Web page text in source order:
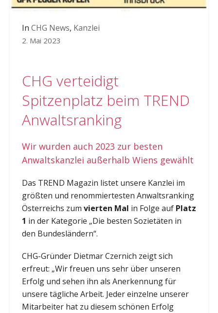
In CHG News, Kanzlei
2. Mai 2023
CHG verteidigt
Spitzenplatz beim TREND
Anwaltsranking
Wir wurden auch 2023 zur besten
Anwaltskanzlei außerhalb Wiens gewählt
Das TREND Magazin listet unsere Kanzlei im
größten und renommiertesten Anwaltsranking
Österreichs zum vierten Mal in Folge auf Platz
1 in der Kategorie „Die besten Sozietäten in
den Bundesländern“.
CHG-Gründer Dietmar Czernich zeigt sich
erfreut: „Wir freuen uns sehr über unseren
Erfolg und sehen ihn als Anerkennung für
unsere tägliche Arbeit. Jeder einzelne unserer
Mitarbeiter hat zu diesem schönen Erfolg